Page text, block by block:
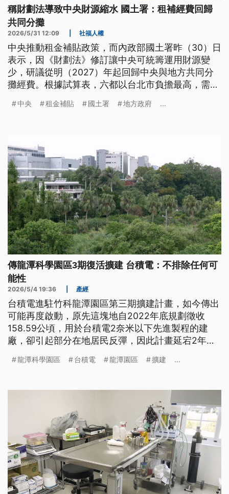
稱財劃法導致中央財源縮水 國土署：租補經費回歸
共同分攤
2026/5/31 12:09 社福人權
中央推動租金補貼政策，而內政部國土署昨（30）日
表示，因《財劃法》修訂讓中央可統籌運用財源變
少，研議從明（2027）年起回歸中央與地方共同分
攤經費。根據試算表，六都以台北市負擔最高，需自
單」的感覺。而高雄市府憂心會排擠社福與其他政策
中央 租金補貼 國土署 地方政府 ...
傳龍潭科學園區3期復活擴建 台積電：不排除任何可
能性
2026/5/4 19:36 產經
台積電進駐竹科龍潭園區第三期擴建計畫，如今傳出
可能再度啟動，原先這塊地自2022年底規劃徵收
158.59公頃，用於台積電2奈米以下先進製程的建
廠，卻引起部分在地居民反彈，因此計畫延宕2年
下降。對此竹科管理局證實有進度，不過後續進駐廠
性。
龍潭科學園區 台積電 龍潭園區 擴建 ...